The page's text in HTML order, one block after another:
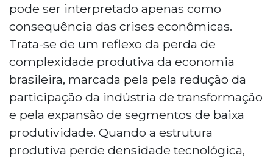
pode ser interpretado apenas como
consequência das crises econômicas.
Trata-se de um reflexo da perda de
complexidade produtiva da economia
brasileira, marcada pela pela redução da
participação da indústria de transformação
e pela expansão de segmentos de baixa
produtividade. Quando a estrutura
produtiva perde densidade tecnológica,